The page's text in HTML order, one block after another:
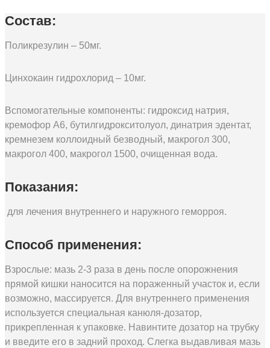
Состав:
Поликрезулин – 50мг.
Цинхокаин гидрохлорид – 10мг.
Вспомогательные компоненты: гидроксид натрия,
кремофор А6, бутилгидрокситолуол, динатрия эдентат,
кремнезем коллоидный безводный, макрогол 300,
макрогол 400, макрогол 1500, очищенная вода.
Показания:
для лечения внутреннего и наружного геморроя.
Способ применения:
Взрослые: мазь 2-3 раза в день после опорожнения
прямой кишки наносится на пораженный участок и, если
возможно, массируется. Для внутреннего применения
используется специальная канюля-дозатор,
прикрепленная к упаковке. Навинтите дозатор на трубку
и введите его в задний проход. Слегка выдавливая мазь